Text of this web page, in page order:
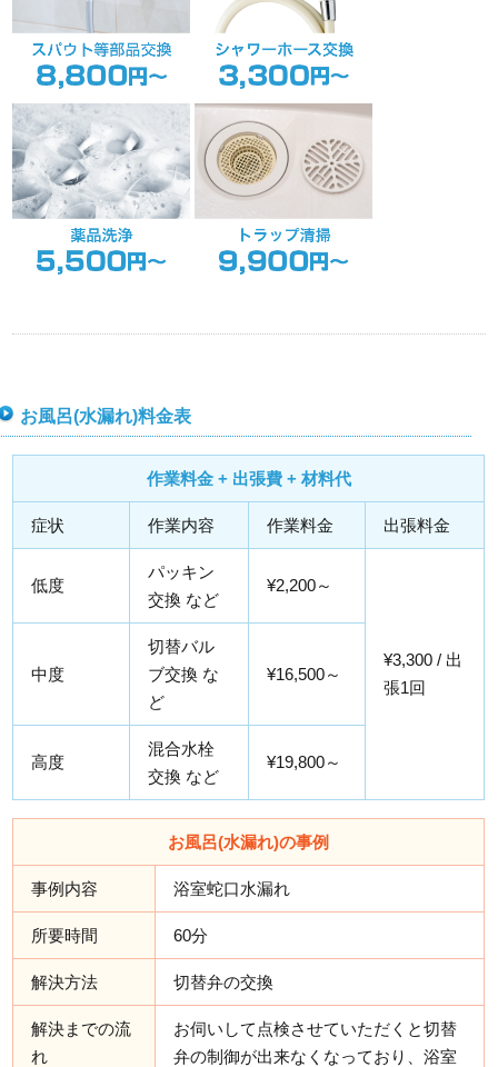
お風呂(水漏れ)料金表
作業料金 + 出張費 + 材料代
症状 作業内容 作業料金 出張料金
低度
パッキン
交換 など
¥2,200～
¥3,300 / 出
張1回
中度
切替バル
ブ交換 な
ど
¥16,500～
高度
混合水栓
交換 など
¥19,800～
お風呂(水漏れ)の事例
事例内容 浴室蛇口水漏れ
所要時間 60分
解決方法 切替弁の交換
解決までの流
れ
お伺いして点検させていただくと切替
弁の制御が出来なくなっており、浴室